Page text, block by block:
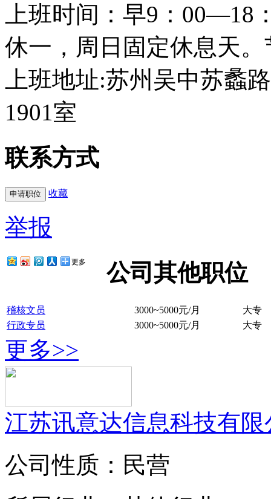
上班时间：早9：00―18
休一，周日固定休息天
上班地址:苏州吴中苏蠡
1901室
联系方式
收藏
举报
更多 公司其他职位
稽核文员 3000~5000元/月
大专
行政专员
3000~5000元/月 大专
更多>>
江苏讯意达信息科技有限
公司性质：民营